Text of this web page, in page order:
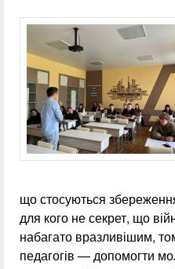
що стосуються
для кого не секрет, що
набагато вразливішим,
педагогів — допомогти